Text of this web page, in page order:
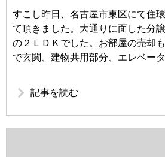
すこし昨日、名古屋市東区にて住
て頂きました。大通りに面した分
の２ＬＤＫでした。お部屋の売却
で玄関、建物共用部分、エレベー
記事を読む